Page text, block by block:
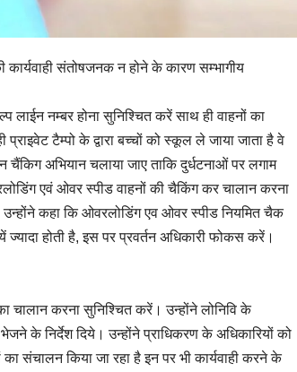
संतोषजनक न होने के कारण सम्भागीय
लाईन नम्बर होना सुनिश्चित करें साथ ही वाहनों का
टैम्पो के द्वारा बच्चों को स्कूल ले जाया जाता है वे
अभियान चलाया जाए ताकि दुर्धटनाओं पर लगाम
एवं ओवर स्पीड वाहनों की चैकिंग कर चालान करना
कहा कि ओवरलोडिंग एव ओवर स्पीड नियमित चैक
होती है, इस पर प्रवर्तन अधिकारी फोकस करें।
चालान करना सुनिश्चित करें। उन्होंने लोनिवि के
के निर्देश दिये। उन्होंने प्राधिकरण के अधिकारियों को
संचालन किया जा रहा है इन पर भी कार्यवाही करने के